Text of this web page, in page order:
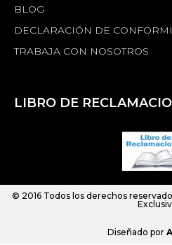
BLOG
DECLARACIÓN DE
TRABAJA CON NOSOTROS
LIBRO DE
© 2016 Todos los derechos
Diseñado por